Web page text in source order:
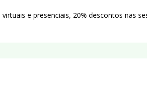
e presenciais, 20% descontos nas